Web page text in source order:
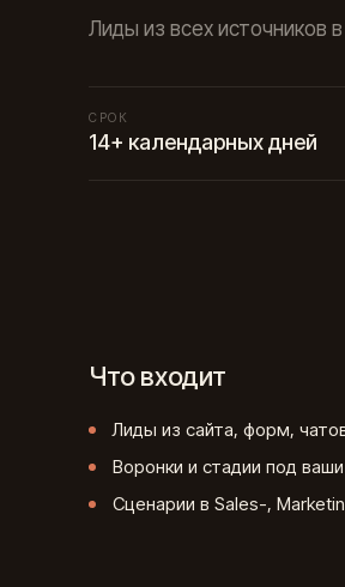
Лиды из всех источников
СРОК
14+ календарных дней
Что входит
Лиды из сайта, форм,
Воронки и стадии под
Сценарии в Sales-,